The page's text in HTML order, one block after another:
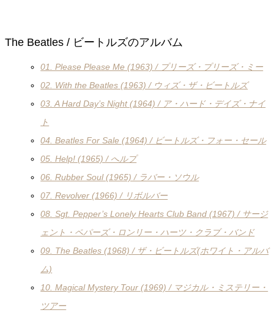
The Beatles / ビートルズのアルバム
01. Please Please Me (1963) / プリーズ・プリーズ・ミー
02. With the Beatles (1963) / ウィズ・ザ・ビートルズ
03. A Hard Day’s Night (1964) / ア・ハード・デイズ・ナイ
ト
04. Beatles For Sale (1964) / ビートルズ・フォー・セール
05. Help! (1965) / へルプ
06. Rubber Soul (1965) / ラバー・ソウル
07. Revolver (1966) / リボルバー
08. Sgt. Pepper’s Lonely Hearts Club Band (1967) / サージ
ェント・ペパーズ・ロンリー・ハーツ・クラブ・バンド
09. The Beatles (1968) / ザ・ビートルズ(ホワイト・アルバ
ム)
10. Magical Mystery Tour (1969) / マジカル・ミステリー・
ツアー